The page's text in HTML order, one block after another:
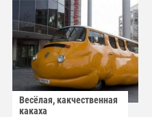
Весёлая, какчественная
какаха